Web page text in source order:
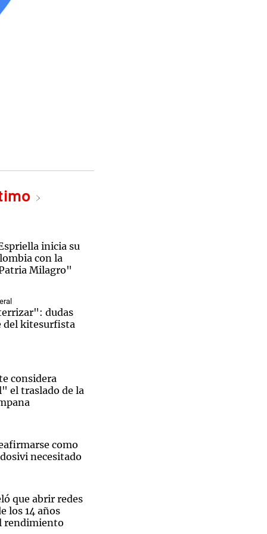
inicia su
con la
Milagro"
dudas
del kitesurfista
considera
el traslado de la
como
necesitado
que abrir redes
los 14 años
rendimiento